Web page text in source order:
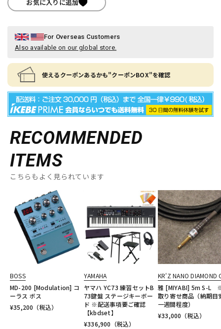
お気に入りに追加
For Overseas Customers
Also available on our global store.
使えるクーポンあるかも"クーポンBOX"を確認
RECOMMENDED
ITEMS
こちらもよく見られています
BOSS
MD-200 [Modulation] コ
ーラス ボス
¥35,200 （税込）
YAMAHA
ヤマハ YC73 練習セットB
73鍵盤 ステージキーボー
ド ※配送事項要ご確認
【kbdset】
¥336,900 （税込）
KR'Z NANO DIAMOND
雅 [MIYABI] 5m S-L
取り寄せ商品（納期目
一週間程度）
¥33,000 （税込）